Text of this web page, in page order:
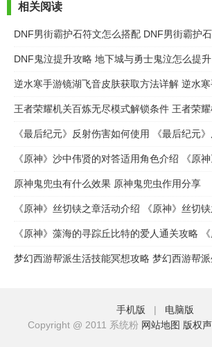
相关阅读
DNF男街霸护石符文怎么搭配 DNF男街霸护
DNF鬼泣提升攻略 地下城与勇士鬼泣怎么提升
《最后纪元》反射伤害如何使用 《最后纪元
原神鬼兜虫有什么效果 原神鬼兜虫作用分享
《原神》丝切铗之章活动介绍 《原神》丝切
手机版 | 电脑版
Copyright @ 2011 系统粉 网站地图 版权